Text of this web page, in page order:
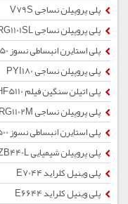
پلی پروپیلن نساجی V79S
پلی پروپیلن نساجی RG1101SL
پلی استایرن انبساطی نسوز SE450
پلی پروپیلن نساجی PYI180
پلی اتیلن سنگین فیلم HF5110
پلی پروپیلن نساجی RG1102M
پلی استایرن انبساطی نسوز W500
پلی پروپیلن شیمیایی ZB440L
پلی وینیل کلراید E7044
پلی وینیل کلراید E6644